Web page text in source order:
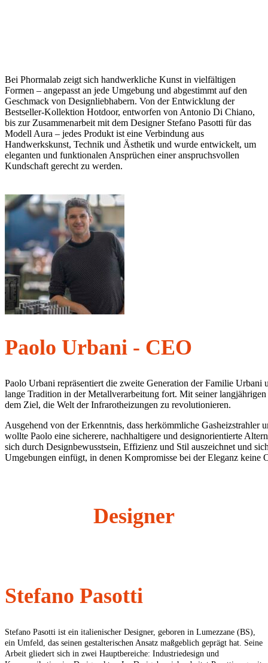
Bei Phormalab zeigt sich handwerkliche Kunst in vielfältigen
Formen – angepasst an jede Umgebung und abgestimmt auf den
Geschmack von Designliebhabern. Von der Entwicklung der
Bestseller-Kollektion Hotdoor, entworfen von Antonio Di Chiano,
bis zur Zusammenarbeit mit dem Designer Stefano Pasotti für das
Modell Aura – jedes Produkt ist eine Verbindung aus
Handwerkskunst, Technik und Ästhetik und wurde entwickelt, um
eleganten und funktionalen Ansprüchen einer anspruchsvollen
Kundschaft gerecht zu werden.
Paolo Urbani - CEO
Paolo Urbani repräsentiert die zweite Generation der Familie
lange Tradition in der Metallverarbeitung fort. Mit seiner
dem Ziel, die Welt der Infrarotheizungen zu revolutionieren.
Ausgehend von der Erkenntnis, dass herkömmliche
wollte Paolo eine sicherere, nachhaltigere und designorientierte
sich durch Designbewusstsein, Effizienz und Stil auszeichnet und
Umgebungen einfügt, in denen Kompromisse bei der Eleganz keine
Designer
Stefano Pasotti
Stefano Pasotti ist ein italienischer Designer, geboren in Lumezzane (BS),
ein Umfeld, das seinen gestalterischen Ansatz maßgeblich geprägt hat. Seine
Arbeit gliedert sich in zwei Hauptbereiche: Industriedesign und